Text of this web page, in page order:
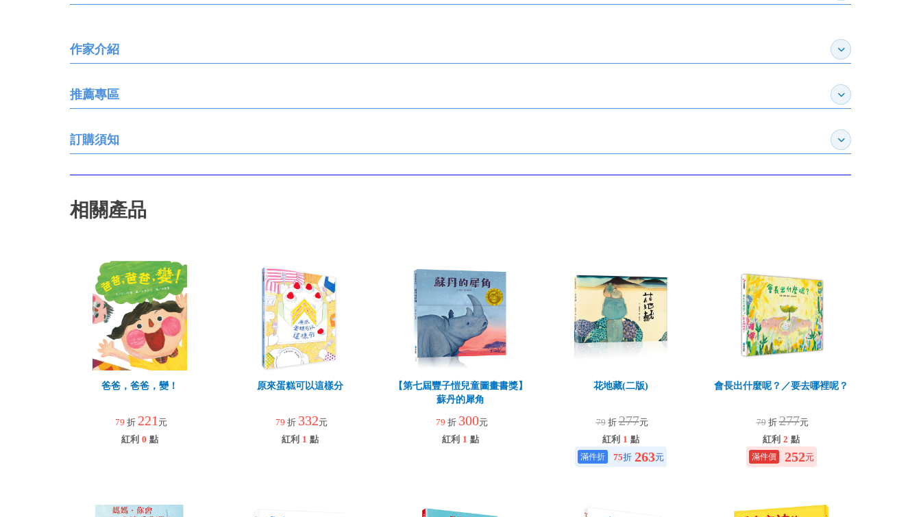
作家介紹 展開作家介紹
推薦專區 展開推薦專區
訂購須知 展開訂購須知
相關產品
爸爸，爸爸，變！
79 折 221 元
紅利 0 點
原來蛋糕可以這樣分
79 折 332元
紅利 1 點
【第七屆豐子愷兒童圖畫書獎】
蘇丹的犀角
79 折 300元
紅利 1 點
花地藏(二版)
79 折277元
紅利 1 點
75折 263元
會長出什麼呢？／要去哪裡呢？
79 折277元
紅利 2 點
252元